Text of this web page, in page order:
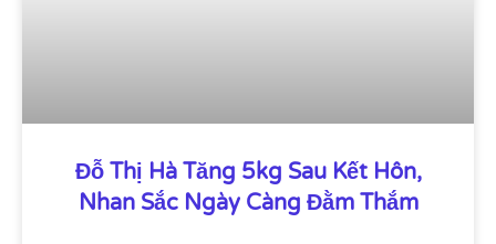
Đỗ Thị Hà Tăng 5kg Sau Kết Hôn,
Nhan Sắc Ngày Càng Đằm Thắm